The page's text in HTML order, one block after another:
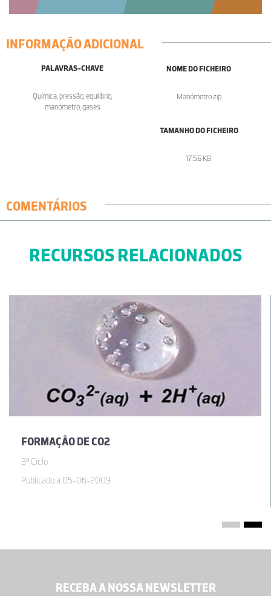
INFORMAÇÃO ADICIONAL
PALAVRAS-CHAVE
Química, pressão, equilíbrio,
manómetro, gases
NOME DO FICHEIRO
Manómetro.zip
TAMANHO DO FICHEIRO
17.56 KB
COMENTÁRIOS
RECURSOS RELACIONADOS
FORMAÇÃO DE CO2
3º Ciclo
Publicado a 05-06-2009
RECEBA A NOSSA NEWSLETTER